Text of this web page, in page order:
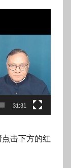
31:31
击下方的红